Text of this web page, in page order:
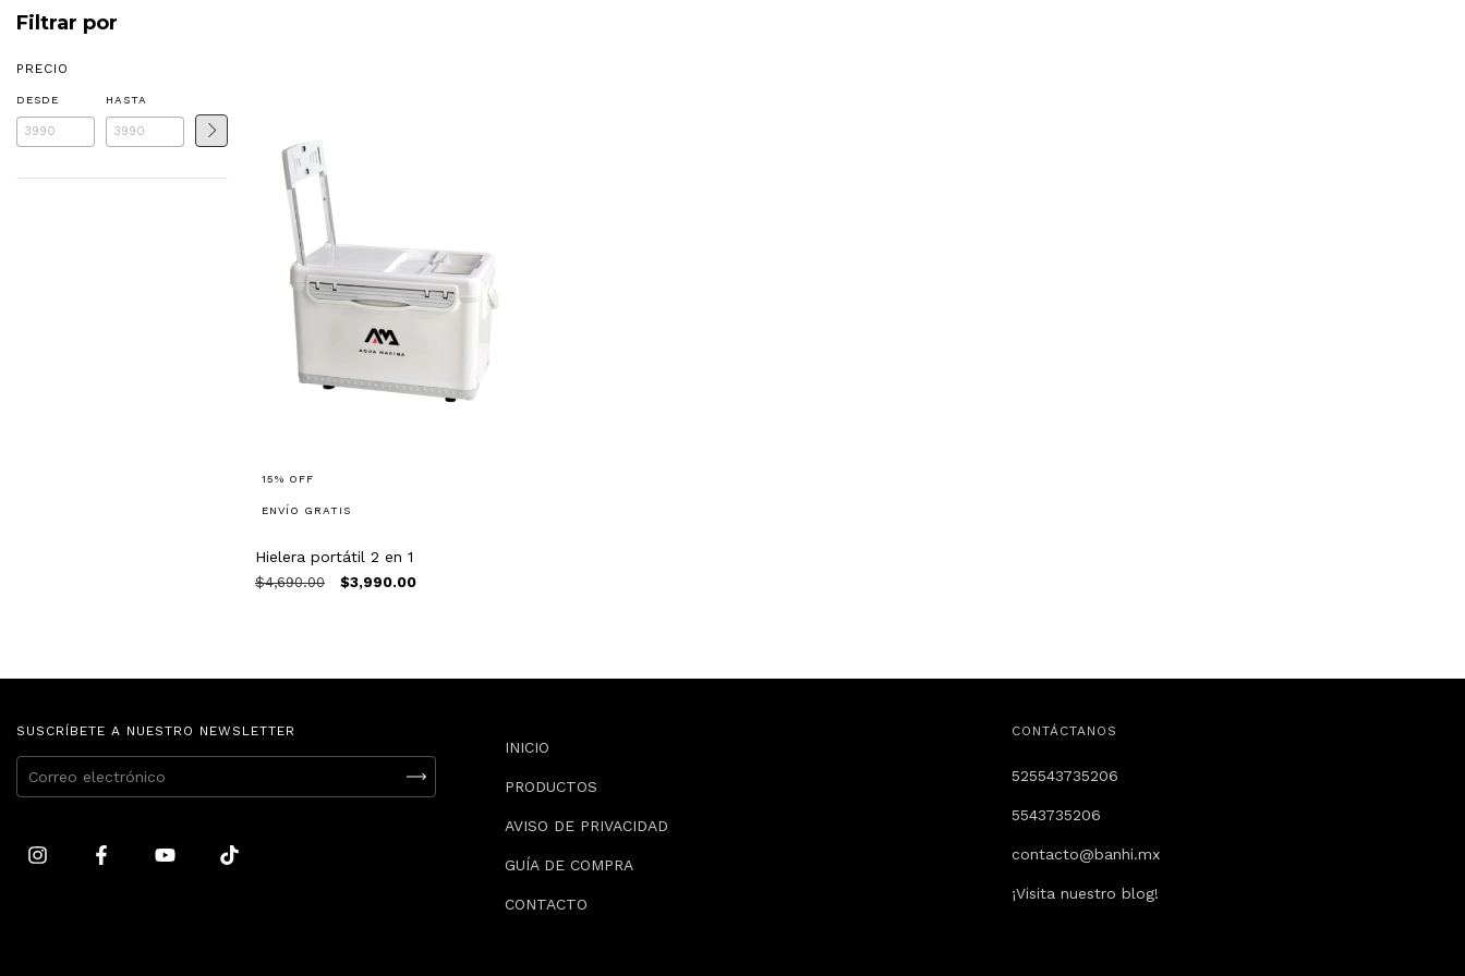
Filtrar por
PRECIO
DESDE HASTA
15% OFF
ENVÍO GRATIS
Hielera portátil 2 en 1
$4,690.00 $3,990.00
SUSCRÍBETE A NUESTRO NEWSLETTER
INICIO
PRODUCTOS
AVISO DE PRIVACIDAD
GUÍA DE COMPRA
CONTACTO
CONTÁCTANOS
525543735206
5543735206
contacto@banhi.mx
¡Visita nuestro blog!